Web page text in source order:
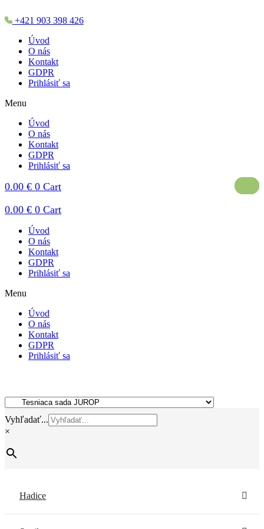
+421 903 398 426
Úvod
O nás
Kontakt
GDPR
Prihlásiť sa
Menu
Úvod
O nás
Kontakt
GDPR
Prihlásiť sa
0.00 € 0 Cart
0.00 € 0 Cart
Úvod
O nás
Kontakt
GDPR
Prihlásiť sa
Menu
Úvod
O nás
Kontakt
GDPR
Prihlásiť sa
Vyhľadať...
×
Hadice